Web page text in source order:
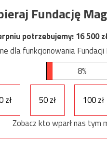
Fundację
potrzebujemy:16 500
dla funkcjonowania Fundacji
8%
zł 50 zł 100 zł
Zobacz kto wparł nas tym